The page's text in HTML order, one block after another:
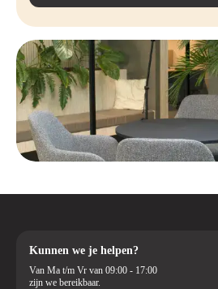
Kunnen we je helpen?
Van Ma t/m Vr van 09:00 - 17:00
zijn we bereikbaar.